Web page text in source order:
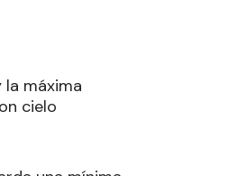
la máxima
cielo